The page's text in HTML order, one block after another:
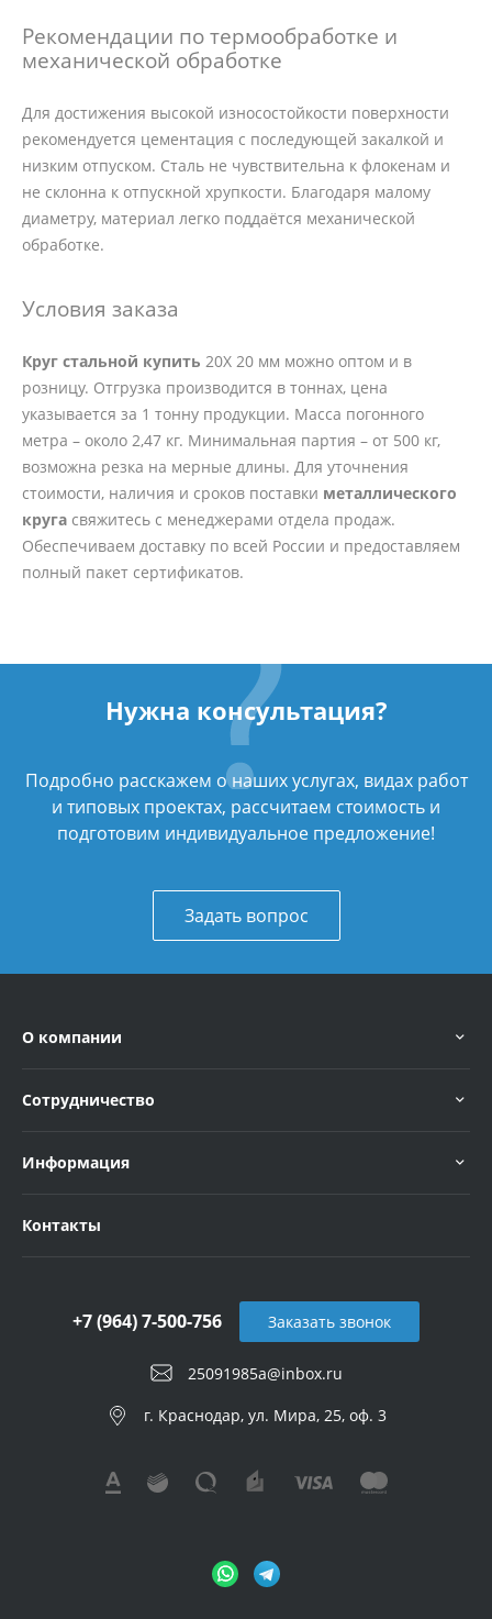
Рекомендации по термообработке и
механической обработке
Для достижения высокой износостойкости поверхности
рекомендуется цементация с последующей закалкой и
низким отпуском. Сталь не чувствительна к флокенам и
не склонна к отпускной хрупкости. Благодаря малому
диаметру, материал легко поддаётся механической
обработке.
Условия заказа
Круг стальной купить 20Х 20 мм можно оптом и в
розницу. Отгрузка производится в тоннах, цена
указывается за 1 тонну продукции. Масса погонного
метра – около 2,47 кг. Минимальная партия – от 500 кг,
возможна резка на мерные длины. Для уточнения
стоимости, наличия и сроков поставки металлического
круга свяжитесь с менеджерами отдела продаж.
Обеспечиваем доставку по всей России и предоставляем
полный пакет сертификатов.
Нужна консультация?
Подробно расскажем о наших услугах, видах работ
и типовых проектах, рассчитаем стоимость и
подготовим индивидуальное предложение!
Задать вопрос
О компании
Сотрудничество
Информация
Контакты
25091985a@inbox.ru
+7 (964) 7-500-756
г. Краснодар, ул. Мира, 25, оф. 3
Заказать звонок